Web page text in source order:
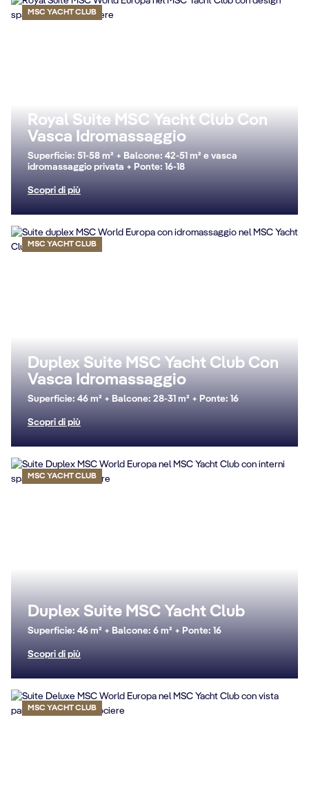
MSC YACHT CLUB
Royal Suite MSC Yacht Club Con
Vasca Idromassaggio
Superficie: 51-58 m² + Balcone: 42-51 m² e vasca
idromassaggio privata + Ponte: 16-18
Scopri di più
MSC YACHT CLUB
Duplex Suite MSC Yacht Club Con
Vasca Idromassaggio
Superficie: 46 m² + Balcone: 28-31 m² + Ponte: 16
Scopri di più
MSC YACHT CLUB
Duplex Suite MSC Yacht Club
Superficie: 46 m² + Balcone: 6 m² + Ponte: 16
Scopri di più
MSC YACHT CLUB